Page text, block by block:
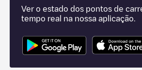
Ver o estado dos pontos de
tempo real na nossa aplicação.